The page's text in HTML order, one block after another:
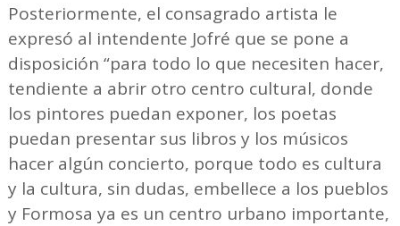
Posteriormente, el consagrado artista le
expresó al intendente Jofré que se pone a
disposición “para todo lo que necesiten hacer,
tendiente a abrir otro centro cultural, donde
los pintores puedan exponer, los poetas
puedan presentar sus libros y los músicos
hacer algún concierto, porque todo es cultura
y la cultura, sin dudas, embellece a los pueblos
y Formosa ya es un centro urbano importante,